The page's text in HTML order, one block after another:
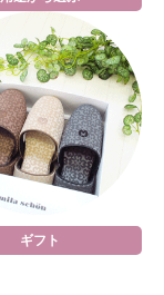
ギフト